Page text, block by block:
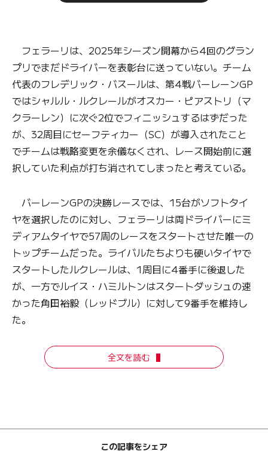
フェラーリは、2025年シーズン開幕から4回のグラン
プリでまだドライバーを表彰台に送っていない。チーム
代表のフレデリック・バスールは、第4戦バーレーンGP
ではシャルル・ルクレールがオスカー・ピアストリ（マ
クラーレン）に次ぐ2位でフィニッシュするはずだった
が、32周目にセーフティカー（SC）が導入されたこと
でチームは戦略変更を余儀なくされ、レース開始前に選
択していた利点が打ち消されてしまったと考えている。
バーレーンGPの決勝レースでは、15台がソフトタイ
ヤを選択したのに対し、フェラーリは両ドライバーにミ
ディアムタイヤで57周のレースをスタートさせた唯一の
トップチームだった。ライバルたちよりも硬いタイヤで
スタートしたルクレールは、1周目に4番手に後退した
が、一方でルイス・ハミルトンはスタートダッシュの速
かった角田裕毅（レッドブル）に対して9番手を維持し
た。
全文を読む
この記事をシェア